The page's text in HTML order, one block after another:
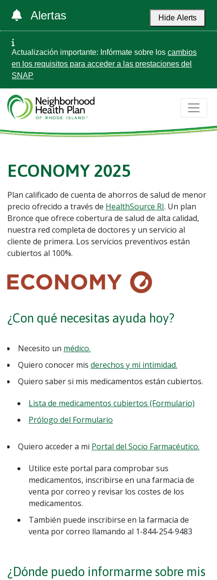
Alertas Hide Alerts
Actualización importante: Infórmate sobre los cambios
en los requisitos para acceder a las prestaciones del
SNAP
ECONOMY 2025
Plan calificado de cuenta de ahorros de salud de menor
precio ofrecido a través de HealthSource RI. Un plan
Bronce que ofrece cobertura de salud de alta calidad,
nuestra red completa de doctores y un servicio al
cliente de primera. Los servicios preventivos están
cubiertos al 100%.
¿Con qué necesitas ayuda hoy?
Necesito un médico.
Quiero conocer mis derechos y mi intimidad.
Quiero saber si mis medicamentos están cubiertos.
Lista de medicamentos cubiertos (Formulario)
Prólogo del Formulario
Quiero acceder a mi Portal del Socio Farmacéutico.
Utilice este portal para comprobar sus
medicamentos, inscribirse en una farmacia de
venta por correo y revisar los costes de los
medicamentos.
También puede inscribirse en la farmacia de
venta por correo llamando al 1-844-254-9483
¿Dónde puedo informarme sobre mis